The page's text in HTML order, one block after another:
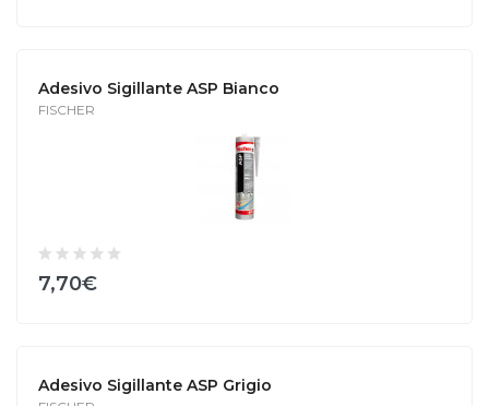
Adesivo Sigillante ASP Bianco
FISCHER
7,70€
Adesivo Sigillante ASP Grigio